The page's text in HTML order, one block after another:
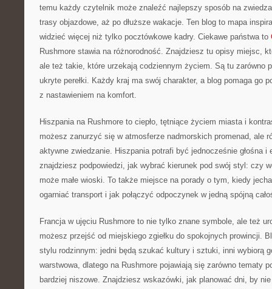
temu każdy czytelnik może znaleźć najlepszy sposób na
trasy objazdowe, aż po dłuższe wakacje. Ten blog to mapa
widzieć więcej niż tylko pocztówkowe kadry. Ciekawe państwa to
Rushmore stawia na różnorodność. Znajdziesz tu opisy miejsc,
ale też takie, które urzekają codziennym życiem. Są tu zarówno
ukryte perełki. Każdy kraj ma swój charakter, a blog pomaga go
z nastawieniem na komfort.
Hiszpania na Rushmore to ciepło, tętniące życiem miasta i
możesz zanurzyć się w atmosferze nadmorskich promenad, ale
aktywne zwiedzanie. Hiszpania potrafi być jednocześnie głośna i
znajdziesz podpowiedzi, jak wybrać kierunek pod swój styl: czy
może małe wioski. To także miejsce na porady o tym, kiedy
ogarniać transport i jak połączyć odpoczynek w jedną spójną
Francja w ujęciu Rushmore to nie tylko znane symbole, ale też
możesz przejść od miejskiego zgiełku do spokojnych prowincji.
stylu rodzinnym: jedni będą szukać kultury i sztuki, inni wybiorą
warstwowa, dlatego na Rushmore pojawiają się zarówno tematy
bardziej niszowe. Znajdziesz wskazówki, jak planować dni, by nie